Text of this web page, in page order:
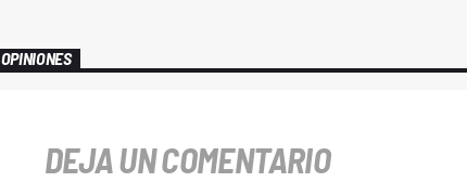
OPINIONES
DEJA UN COMENTARIO